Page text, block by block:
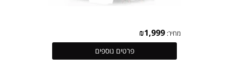
מחיר: ₪1,999
פרטים נוספים